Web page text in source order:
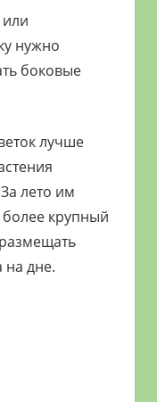
или
нужно
боковые
лучше
лето им
крупный
на дне.